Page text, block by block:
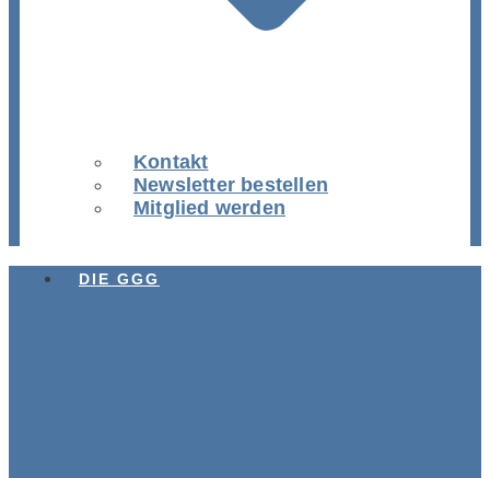
Kontakt
Newsletter bestellen
Mitglied werden
DIE GGG